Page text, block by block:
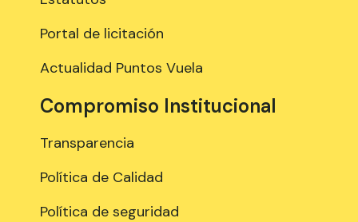
Portal de licitación
Actualidad Puntos Vuela
Compromiso Institucional
Transparencia
Política de Calidad
Política de seguridad